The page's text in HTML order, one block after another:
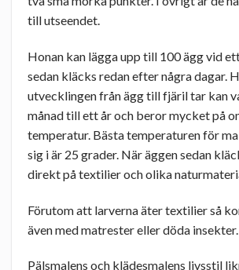
till utseendet.
Honan kan lägga upp till 100 ägg vid
sedan kläcks redan efter några dagar.
utvecklingen från ägg till fjäril tar kan
månad till ett år och beror mycket på
temperatur. Bästa temperaturen för
sig i är 25 grader. När äggen sedan
direkt på textilier och olika
Förutom att larverna äter textilier så
även med matrester eller döda insekter.
Pälsmalens och klädesmalens livsstil